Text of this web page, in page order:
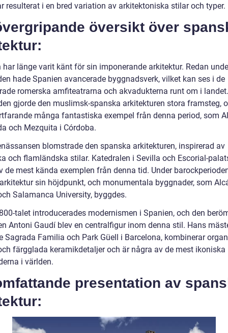
resulterat i en bred variation av arkitektoniska stilar och typer.
översikt över
har länge varit känt för sin imponerande arkitektur. Redan
hade Spanien avancerade byggnadsverk, vilket kan ses i de
romerska amfiteatrarna och akvadukterna runt om i
gjorde den muslimsk-spanska arkitekturen stora framsteg,
många fantastiska exempel från denna period, som
och Mezquita i Córdoba.
blomstrade den spanska arkitekturen, inspirerad av
och flamländska stilar. Katedralen i Sevilla och Escorial-
de mest kända exemplen från denna tid. Under
sin höjdpunkt, och monumentala byggnader, som
Salamanca University, byggdes.
talet introducerades modernismen i Spanien, och den
Antoni Gaudí blev en centralfigur inom denna stil. Hans
Sagrada Familia och Park Güell i Barcelona, kombinerar
färgglada keramikdetaljer och är några av de mest ikoniska
i världen.
presentation av